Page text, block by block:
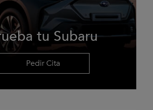
tu Subaru
Pedir Cita